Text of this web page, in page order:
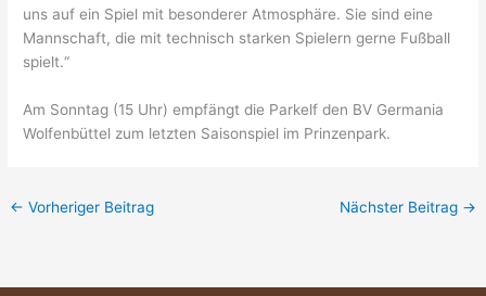
uns auf ein Spiel mit besonderer Atmosphäre. Sie sind eine
Mannschaft, die mit technisch starken Spielern gerne Fußball
spielt.“
Am Sonntag (15 Uhr) empfängt die Parkelf den BV Germania
Wolfenbüttel zum letzten Saisonspiel im Prinzenpark.
← Vorheriger Beitrag Nächster Beitrag →